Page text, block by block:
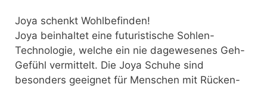
Joya schenkt Wohlbefinden!
Joya beinhaltet eine futuristische Sohlen-
Technologie, welche ein nie dagewesenes Geh-
Gefühl vermittelt. Die Joya Schuhe sind
besonders geeignet für Menschen mit Rücken-